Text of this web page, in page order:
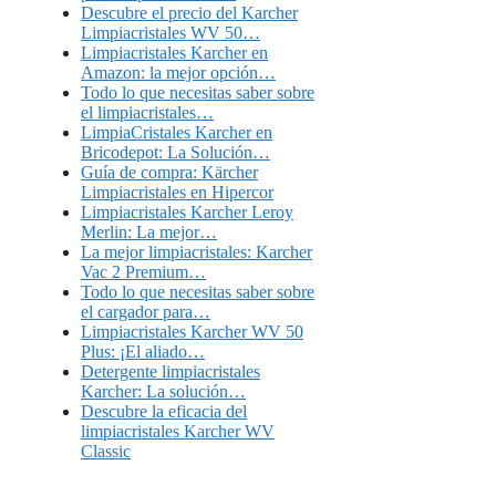
Descubre el precio del Karcher
Limpiacristales WV 50…
Limpiacristales Karcher en
Amazon: la mejor opción…
Todo lo que necesitas saber sobre
el limpiacristales…
LimpiaCristales Karcher en
Bricodepot: La Solución…
Guía de compra: Kärcher
Limpiacristales en Hipercor
Limpiacristales Karcher Leroy
Merlin: La mejor…
La mejor limpiacristales: Karcher
Vac 2 Premium…
Todo lo que necesitas saber sobre
el cargador para…
Limpiacristales Karcher WV 50
Plus: ¡El aliado…
Detergente limpiacristales
Karcher: La solución…
Descubre la eficacia del
limpiacristales Karcher WV
Classic